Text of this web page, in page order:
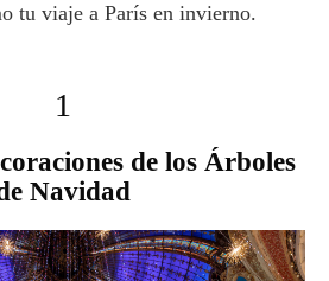
tu viaje a París en invierno.
1
Navidad